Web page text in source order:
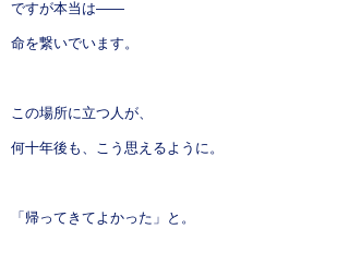
ですが本当は——
命を繋いでいます。
この場所に立つ人が、
何十年後も、こう思えるように。
「帰ってきてよかった」と。